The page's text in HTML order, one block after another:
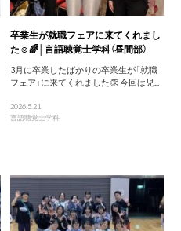
卒業生が就職フェアに来てくれまし
た☺️🌈│言語聴覚士学科（昼間部）
3月に卒業したばかりの卒業生が「就職
フェア」に来てくれました👏 今回は児...
2026.5.21
言語聴覚士学科